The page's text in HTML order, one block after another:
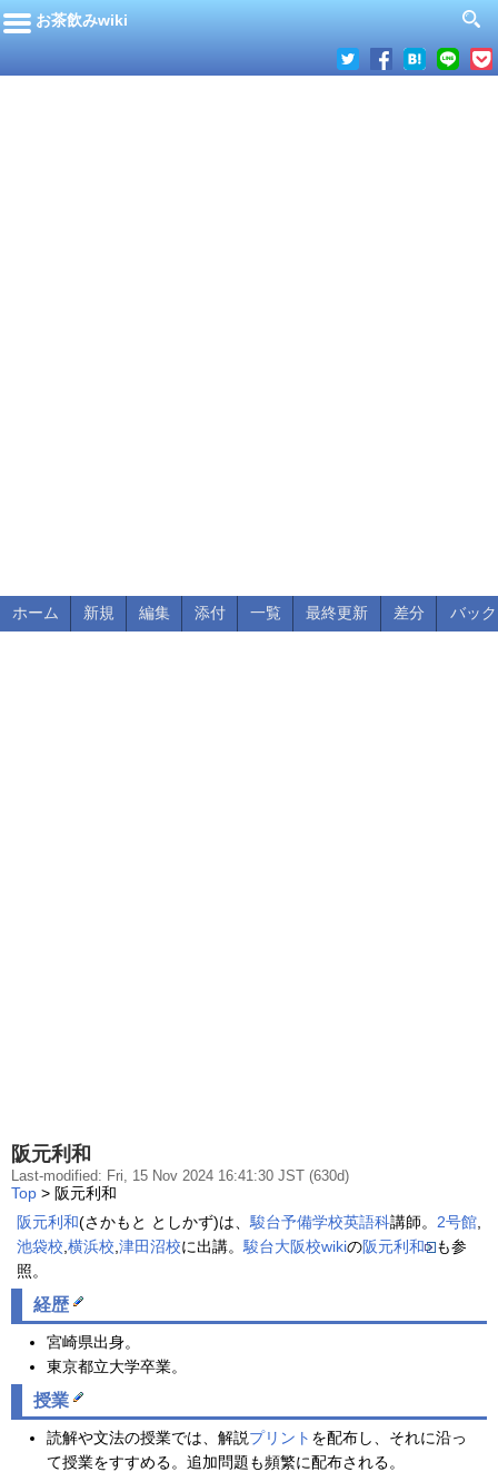
お茶飲みwiki
ホーム 新規 編集 添付 一覧 最終更新 差分 バッ
阪元利和
Last-modified: Fri, 15 Nov 2024 16:41:30 JST (630d)
Top > 阪元利和
阪元利和(さかもと としかず)は、 駿台予備学校英語科講師。 2号館
池袋校 横浜校 津田沼校に出講。 駿台大阪校wikiの阪元利和
も参
照。
経歴
宮崎県出身。
東京都立大学卒業。
授業
読解や文法の授業では、解説プリント を配布し、それに沿っ
て授業をすすめる。追加問題も頻繁に配布される。